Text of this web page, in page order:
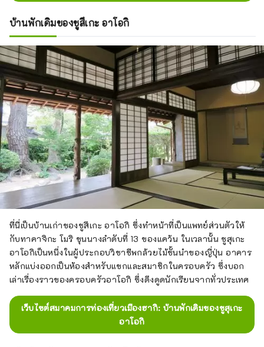
บ้านพักเดิมของชูสึเกะ อาโอกิ
ที่นี่เป็นบ้านเก่าของชูสึเกะ อาโอกิ ซึ่งทำหน้าที่เป็นแพทย์ส่วนตัวให้
กับทาคาจิกะ โมริ ขุนนางลำดับที่ 13 ของแคว้น ในเวลานั้น ชูสุเกะ
อาโอกิเป็นหนึ่งในผู้ประกอบวิชาชีพกล้วยไม้ชั้นนำของญี่ปุ่น อาคาร
หลักแบ่งออกเป็นห้องสำหรับแขกและสมาชิกในครอบครัว ซึ่งบอก
เล่าเรื่องราวของครอบครัวอาโอกิ ซึ่งดึงดูดนักเรียนจากทั่วประเทศ
เว็บไซต์สมาคมการท่องเที่ยวเมืองฮากิ: บ้านพักเดิมของชูสุเกะ
อาโอกิ